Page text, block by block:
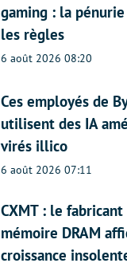
gaming : la pénurie
les règles
6 août 2026 08:20
Ces employés de
utilisent des IA
virés illico
6 août 2026 07:11
CXMT : le
mémoire DRAM
croissance